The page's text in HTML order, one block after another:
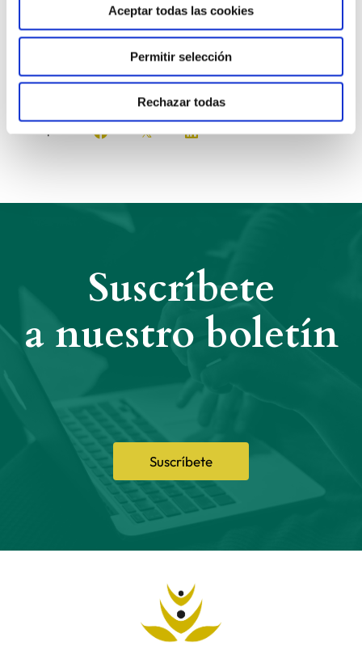
Aceptar todas las cookies
Permitir selección
Rechazar todas
Ecónomo Provincial.
Suscríbete
Suscríbete
a nuestro boletín